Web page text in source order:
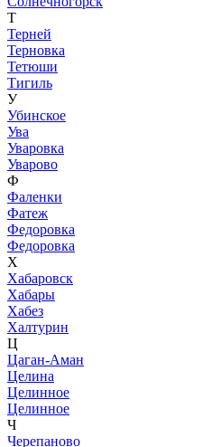
Т
Терней
Терновка
Тетюши
Тигиль
У
Убинское
Ува
Уваровка
Уварово
Ф
Фаленки
Фатеж
Федоровка
Федоровка
Х
Хабаровск
Хабары
Хабез
Халтурин
Ц
Цаган-Аман
Целина
Целинное
Целинное
Ч
Черепаново